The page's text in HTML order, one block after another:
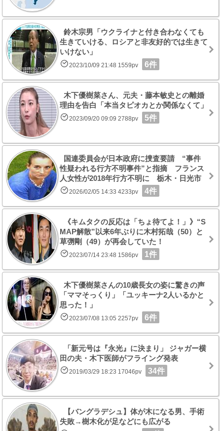
鈴木宗男「ウクライナと付き合わなくても
生きていける、ロシアと非友好的では生きて
いけない」
2023/10/09 21:48 1559pv 6件
木下優樹菜さん、元夫・藤本敏史との離婚
理由を告白「本当タピオカとか関係なくて」
2023/09/20 09:09 2788pv 5件
国連委員会が日本政府に捜査要請 “事件
性疑われる行方不明事件”と指摘 フランス
人女性が2018年行方不明に 栃木・日光市
2026/02/05 14:33 4233pv 4件
《キムタクの反応は「ちょ待てよ！」》“S
MAP解散”以来6年ぶりに木村拓哉（50）と
草彅剛（49）が再会していた！
2023/07/14 23:48 1586pv 1件
木下優樹菜さんの10歳長女の姿に驚きの声
「ママそっくり」「ユッキーナ2人いるかと
思った！」
2023/07/08 13:05 2257pv 6件
「新元号は『永光』に決まり」 ジャガー横
田の夫・木下医師がフライング発表
2019/03/29 18:23 17046pv 34件
【バングラデシュ】体が木になる男、手術
失敗→樹木化が足などにも広がる